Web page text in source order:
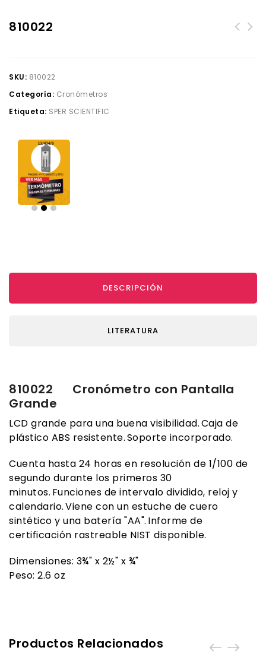
810022
SKU: 810022
Categoría: Cronómetros
Etiqueta: SPER SCIENTIFIC
DESCRIPCIÓN
LITERATURA
810022 Cronómetro con Pantalla
Grande
LCD grande para una buena visibilidad. Caja de
plástico ABS resistente. Soporte incorporado.
Cuenta hasta 24 horas en resolución de 1/100 de
segundo durante los primeros 30
minutos. Funciones de intervalo dividido, reloj y
calendario. Viene con un estuche de cuero
sintético y una batería "AA". Informe de
certificación rastreable NIST disponible.
Dimensiones: 3¾" x 2½" x ¾"
Peso: 2.6 oz
Productos Relacionados